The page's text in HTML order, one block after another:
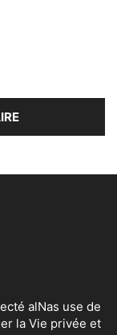
alNas use de
la Vie privée et